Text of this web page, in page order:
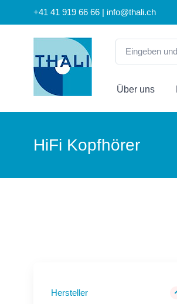
+41 41 919 66 66 | info@thali.ch
Über uns
HiFi Kopfhörer
Hersteller